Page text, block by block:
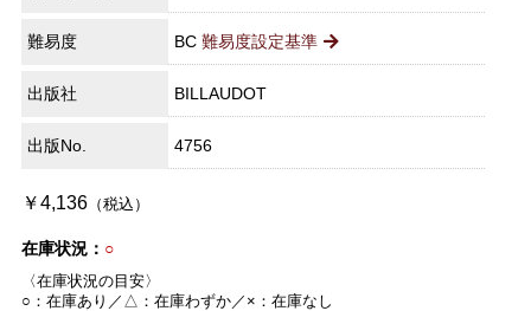
難易度 BC 難易度設定基準
出版社 BILLAUDOT
出版No. 4756
￥4,136（税込）
在庫状況： ○
〈在庫状況の目安〉
○：在庫あり／△：在庫わずか／×：在庫なし